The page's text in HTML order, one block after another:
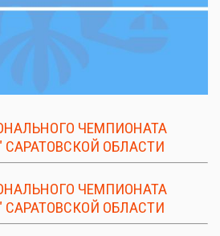
ЧЕМПИОНАТА
ОБЛАСТИ
ЧЕМПИОНАТА
ОБЛАСТИ